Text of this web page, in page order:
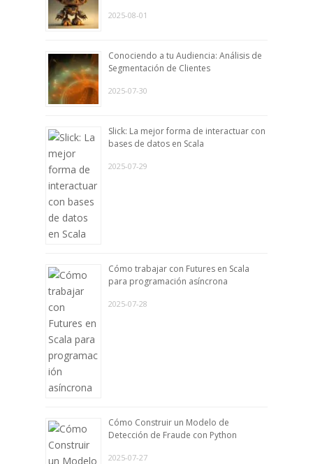
2025-08-01
Conociendo a tu Audiencia: Análisis de
Segmentación de Clientes
2025-07-30
Slick: La mejor forma de interactuar con
bases de datos en Scala
2025-07-29
Cómo trabajar con Futures en Scala
para programación asíncrona
2025-07-28
Cómo Construir un Modelo de
Detección de Fraude con Python
2025-07-27